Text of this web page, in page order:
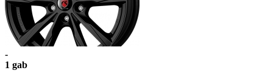
-
1 gab